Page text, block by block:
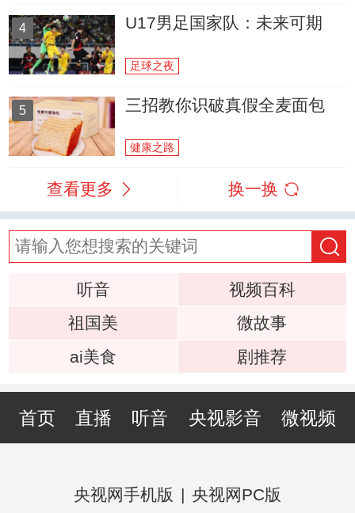
4 U17男足国家队：未来可期
足球之夜
5 三招教你识破真假全麦面包
健康之路
查看更多 换一换
听音
视频百科
祖国美
微故事
ai美食
剧推荐
首页 直播 听音 央视影音 微视频
央视网手机版 | 央视网PC版